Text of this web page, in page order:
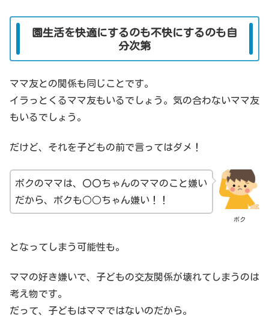
園生活を快適にするのも不快にするのも自
分次第
ママ友との関係も同じことです。
イラっとくるママ友もいるでしょう。気の合わないママ友
もいるでしょう。
だけど、それを子どもの前で言ってはダメ！
ボク
ボクのママは、〇〇ちゃんのママのこと嫌い
だから、ボクも○○ちゃん嫌い！！
となってしまう可能性も。
ママの好き嫌いで、子どもの交友関係が壊れてしまうのは
考え物です。
だって、子どもはママではないのだから。